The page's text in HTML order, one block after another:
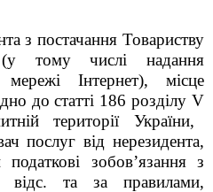
з постачання Товариству
(у тому числі надання
Інтернет), місце
до статті 186 розділу V
території України,
послуг від нерезидента,
податкові зобов’язання з
таза правилами,